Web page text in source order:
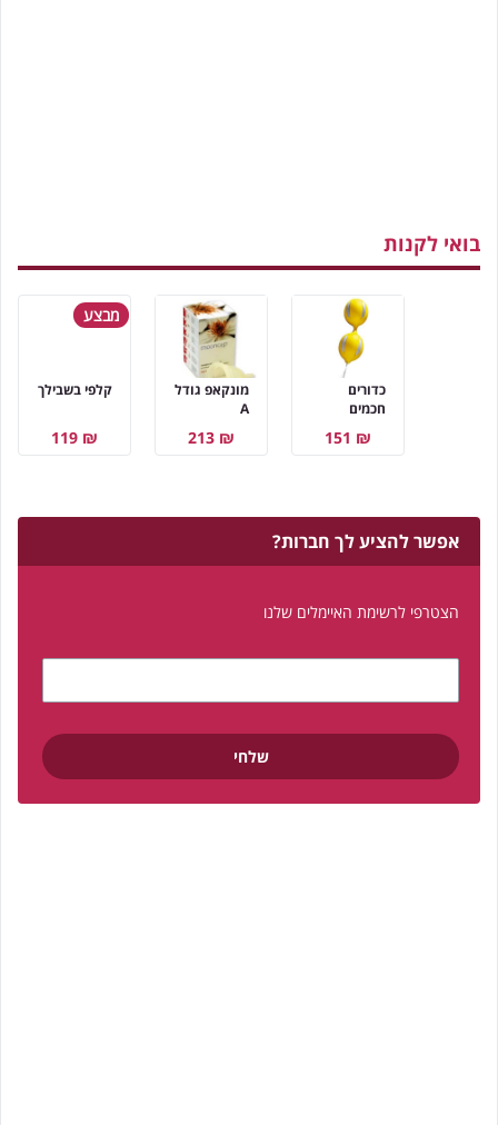
בואי לקנות
מבצע
קלפי בשבילך
₪ 119
מונקאפ גודל
A
₪ 213
כדורים
חכמים
₪ 151
אפשר להציע לך חברות?
הצטרפי לרשימת האיימלים שלנו